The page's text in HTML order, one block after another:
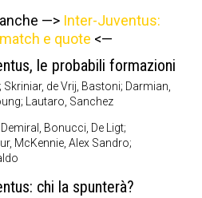
—> Inter-Juventus:
e quote <—
le probabili formazioni
de Vrij, Bastoni; Darmian,
Lautaro, Sanchez
Bonucci, De Ligt;
McKennie, Alex Sandro;
chi la spunterà?